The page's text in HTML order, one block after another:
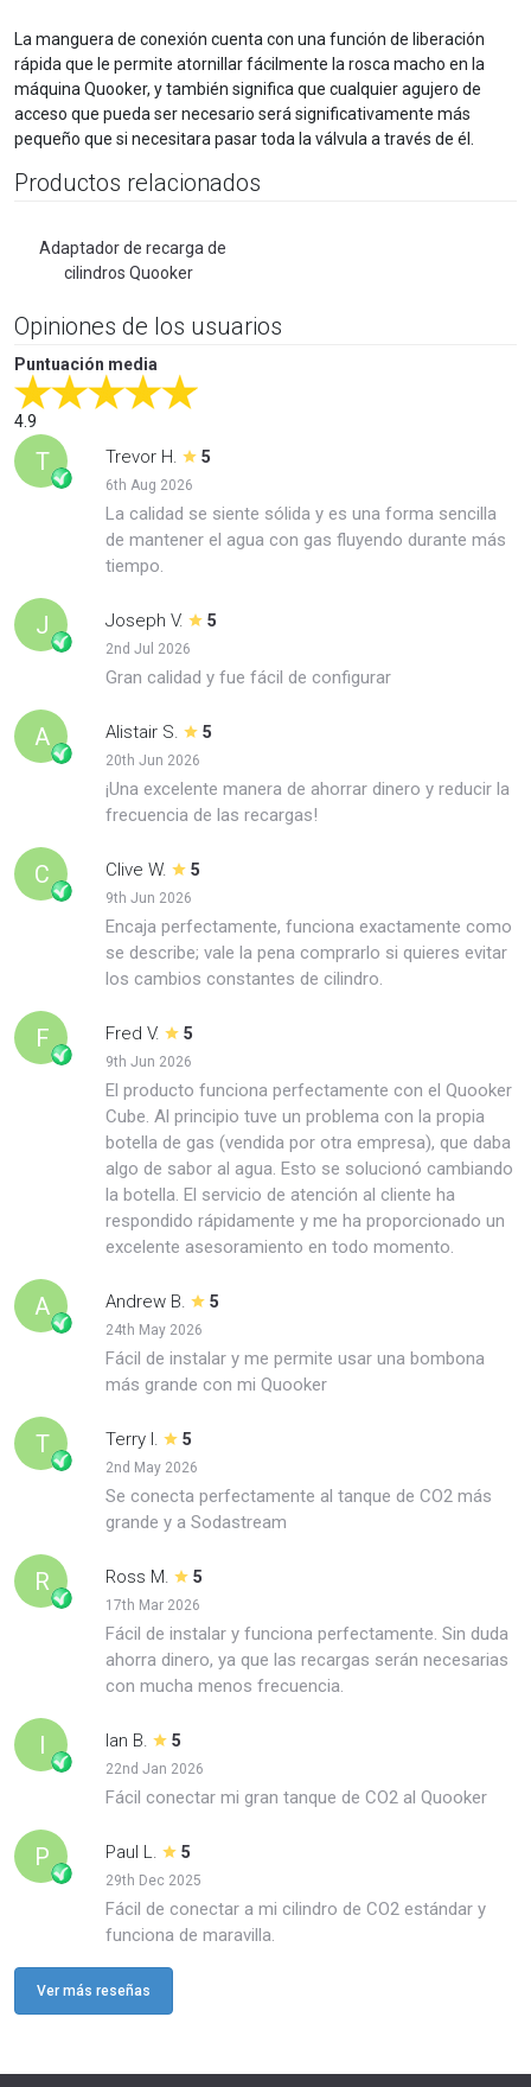
La manguera de conexión cuenta con una función de liberación
rápida que le permite atornillar fácilmente la rosca macho en la
máquina Quooker, y también significa que cualquier agujero de
acceso que pueda ser necesario será significativamente más
pequeño que si necesitara pasar toda la válvula a través de él.
Opiniones de los usuarios
Puntuación media
4.9
T Trevor H. 5
6th Aug 2026
La calidad se siente sólida y es una forma sencilla
de mantener el agua con gas fluyendo durante más
tiempo.
J Joseph V. 5
2nd Jul 2026
Gran calidad y fue fácil de configurar
A Alistair S. 5
20th Jun 2026
¡Una excelente manera de ahorrar dinero y reducir la
frecuencia de las recargas!
C Clive W. 5
9th Jun 2026
Encaja perfectamente, funciona exactamente como
se describe; vale la pena comprarlo si quieres evitar
los cambios constantes de cilindro.
F Fred V. 5
9th Jun 2026
El producto funciona perfectamente con el Quooker
Cube. Al principio tuve un problema con la propia
botella de gas (vendida por otra empresa), que daba
algo de sabor al agua. Esto se solucionó cambiando
la botella. El servicio de atención al cliente ha
respondido rápidamente y me ha proporcionado un
excelente asesoramiento en todo momento.
A Andrew B. 5
24th May 2026
Fácil de instalar y me permite usar una bombona
más grande con mi Quooker
T Terry I. 5
2nd May 2026
Se conecta perfectamente al tanque de CO2 más
grande y a Sodastream
R Ross M. 5
17th Mar 2026
Fácil de instalar y funciona perfectamente. Sin duda
ahorra dinero, ya que las recargas serán necesarias
con mucha menos frecuencia.
I Ian B. 5
22nd Jan 2026
Fácil conectar mi gran tanque de CO2 al Quooker
P Paul L. 5
29th Dec 2025
Fácil de conectar a mi cilindro de CO2 estándar y
funciona de maravilla.
Ver más reseñas
Productos relacionados
Adaptador de recarga de
cilindros Quooker